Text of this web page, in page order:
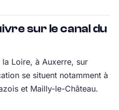
sur le canal du
Loire, à Auxerre, sur
se situent notamment à
et Mailly-le-Château.